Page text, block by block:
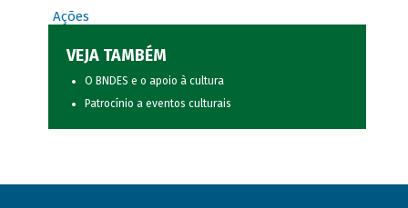
Ações
VEJA TAMBÉM
O BNDES e o apoio à cultura
Patrocínio a eventos culturais